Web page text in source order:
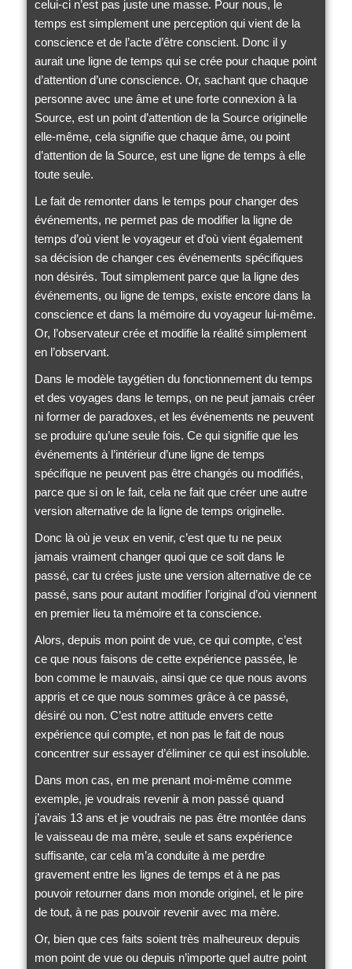
celui-ci n’est pas juste une masse. Pour nous, le
temps est simplement une perception qui vient de la
conscience et de l’acte d’être conscient. Donc il y
aurait une ligne de temps qui se crée pour chaque point
d’attention d’une conscience. Or, sachant que chaque
personne avec une âme et une forte connexion à la
Source, est un point d’attention de la Source originelle
elle-même, cela signifie que chaque âme, ou point
d’attention de la Source, est une ligne de temps à elle
toute seule.
Le fait de remonter dans le temps pour changer des
événements, ne permet pas de modifier la ligne de
temps d’où vient le voyageur et d’où vient également
sa décision de changer ces événements spécifiques
non désirés. Tout simplement parce que la ligne des
événements, ou ligne de temps, existe encore dans la
conscience et dans la mémoire du voyageur lui-même.
Or, l’observateur crée et modifie la réalité simplement
en l’observant.
Dans le modèle taygétien du fonctionnement du temps
et des voyages dans le temps, on ne peut jamais créer
ni former de paradoxes, et les événements ne peuvent
se produire qu’une seule fois. Ce qui signifie que les
événements à l’intérieur d’une ligne de temps
spécifique ne peuvent pas être changés ou modifiés,
parce que si on le fait, cela ne fait que créer une autre
version alternative de la ligne de temps originelle.
Donc là où je veux en venir, c’est que tu ne peux
jamais vraiment changer quoi que ce soit dans le
passé, car tu crées juste une version alternative de ce
passé, sans pour autant modifier l’original d’où viennent
en premier lieu ta mémoire et ta conscience.
Alors, depuis mon point de vue, ce qui compte, c’est
ce que nous faisons de cette expérience passée, le
bon comme le mauvais, ainsi que ce que nous avons
appris et ce que nous sommes grâce à ce passé,
désiré ou non. C’est notre attitude envers cette
expérience qui compte, et non pas le fait de nous
concentrer sur essayer d’éliminer ce qui est insoluble.
Dans mon cas, en me prenant moi-même comme
exemple, je voudrais revenir à mon passé quand
j’avais 13 ans et je voudrais ne pas être montée dans
le vaisseau de ma mère, seule et sans expérience
suffisante, car cela m’a conduite à me perdre
gravement entre les lignes de temps et à ne pas
pouvoir retourner dans mon monde originel, et le pire
de tout, à ne pas pouvoir revenir avec ma mère.
Or, bien que ces faits soient très malheureux depuis
mon point de vue ou depuis n’importe quel autre point